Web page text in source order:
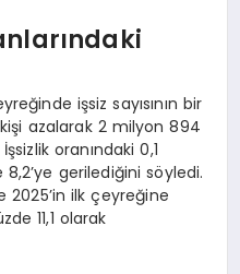
işsiz sayısının bir
azalarak 2 milyon 894
oranındaki 0,1
8,2’ye gerilediğini söyledi.
2025’in ilk çeyreğine
11,1 olarak